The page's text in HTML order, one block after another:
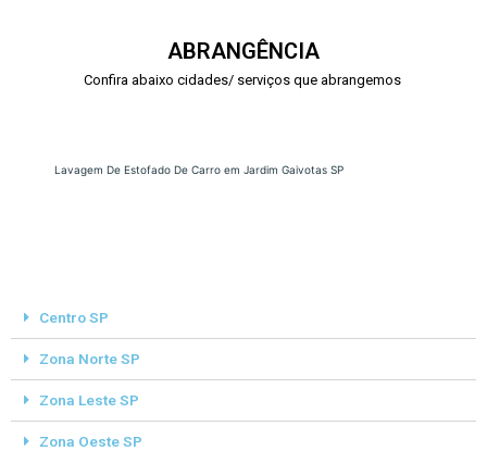
ABRANGÊNCIA
Confira abaixo cidades/ serviços que abrangemos
Lavagem De Estofado De Carro em Jardim Gaivotas SP
Centro SP
Zona Norte SP
Zona Leste SP
Zona Oeste SP